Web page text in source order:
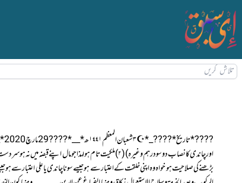
بڑھنے کی صلاحیت ہو خواہ وہ اپنی خلقت کےاعتبار سے ہو جیسے سونا چاندی یا علی اعتبار